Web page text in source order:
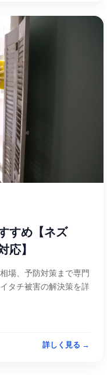
すめ【ネズ
応】
場、予防対策まで専門
タチ被害の解決策を詳
詳しく見る →